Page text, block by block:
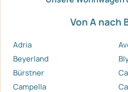
Von A nach
Adria
Beyerland
Bürstner
Campella